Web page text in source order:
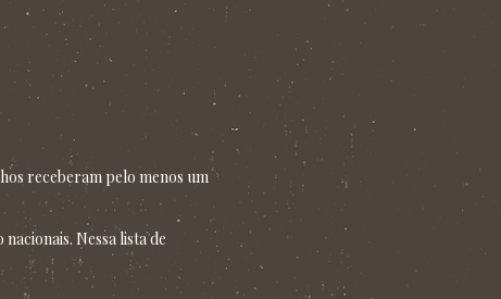
receberam pelo menos um
Nessa lista de